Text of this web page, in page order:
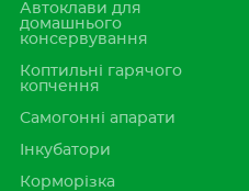
Автоклави для
домашнього
консервування
Коптильні гарячого
копчення
Самогонні апарати
Інкубатори
Корморізка